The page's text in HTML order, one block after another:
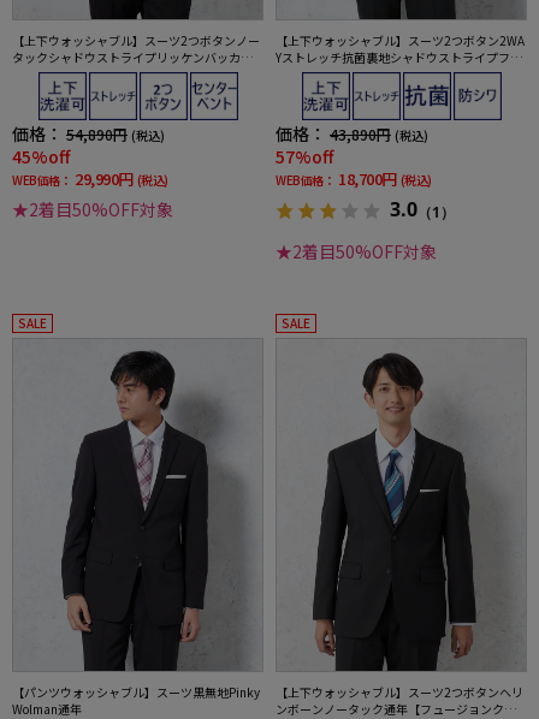
【上下ウォッシャブル】スーツ2つボタンノー
タックシャドウストライプリッケンバッカー
価格： 54,890円 (税込)
45%off
WEB価格： 29,990円 (税込)
★2着目50%OFF対象
【上下ウォッシャブル】スーツ2つボタン2WA
Yストレッチ抗菌裏地シャドウストライプフュ
ージョンクラブ
価格： 43,890円 (税込)
57%off
WEB価格： 18,700円 (税込)
3.0 （1）
★2着目50%OFF対象
SALE
【パンツウォッシャブル】スーツ黒無地Pinky
Wolman通年
SALE
【上下ウォッシャブル】スーツ2つボタンヘリ
ンボーンノータック通年【フュージョンクラ